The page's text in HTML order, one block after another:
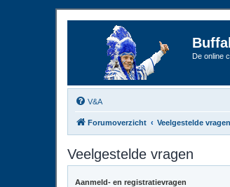
De online
V&A
Forumoverzicht Veelgestelde vragen
Veelgestelde vragen
Aanmeld- en registratievragen